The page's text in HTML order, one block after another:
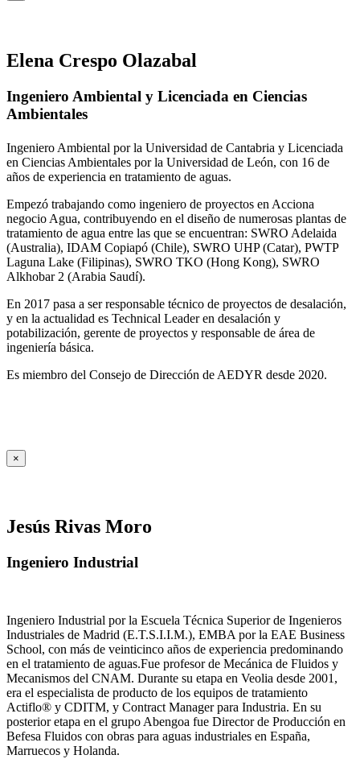
Elena Crespo Olazabal
Ingeniero Ambiental y Licenciada en Ciencias
Ambientales
Ingeniero Ambiental por la Universidad de Cantabria y Licenciada
en Ciencias Ambientales por la Universidad de León, con 16 de
años de experiencia en tratamiento de aguas.
Empezó trabajando como ingeniero de proyectos en Acciona
negocio Agua, contribuyendo en el diseño de numerosas plantas de
tratamiento de agua entre las que se encuentran: SWRO Adelaida
(Australia), IDAM Copiapó (Chile), SWRO UHP (Catar), PWTP
Laguna Lake (Filipinas), SWRO TKO (Hong Kong), SWRO
Alkhobar 2 (Arabia Saudí).
En 2017 pasa a ser responsable técnico de proyectos de desalación,
y en la actualidad es Technical Leader en desalación y
potabilización, gerente de proyectos y responsable de área de
ingeniería básica.
Es miembro del Consejo de Dirección de AEDYR desde 2020.
×
Jesús Rivas Moro
Ingeniero Industrial
Ingeniero Industrial por la Escuela Técnica Superior de Ingenieros
Industriales de Madrid (E.T.S.I.I.M.), EMBA por la EAE Business
School, con más de veinticinco años de experiencia predominando
en el tratamiento de aguas.Fue profesor de Mecánica de Fluidos y
Mecanismos del CNAM. Durante su etapa en Veolia desde 2001,
era el especialista de producto de los equipos de tratamiento
Actiflo® y CDITM, y Contract Manager para Industria. En su
posterior etapa en el grupo Abengoa fue Director de Producción en
Befesa Fluidos con obras para aguas industriales en España,
Marruecos y Holanda.